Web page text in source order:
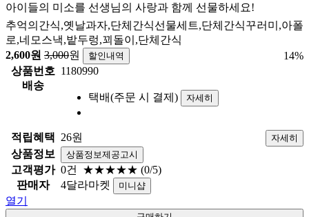
아이들의 미소를 선생님의 사랑과 함께 선물하세요!
추억의간식,옛날과자,단체간식선물세트,단체간식꾸러미,아폴
로,네모스낵,밭두렁,꾀돌이,단체간식
2,600원 3,000원 할인내역 14%
상품번호 1180990
배송
택배(주문 시 결제)
자세히
적립혜택 26원 자세히
상품정보 상품정보제공고시
고객평가 0건 ★★★★★ (0/5)
판매자
4달라마켓 미니샵
열기